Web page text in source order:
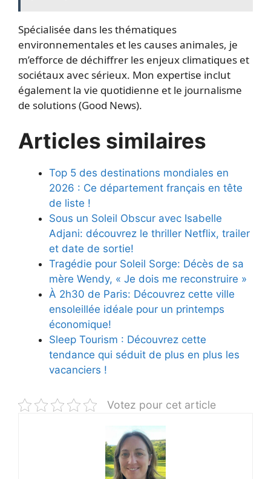
Spécialisée dans les thématiques
environnementales et les causes animales, je
m’efforce de déchiffrer les enjeux climatiques et
sociétaux avec sérieux. Mon expertise inclut
également la vie quotidienne et le journalisme
de solutions (Good News).
Articles similaires
Top 5 des destinations mondiales en
2026 : Ce département français en tête
de liste !
Sous un Soleil Obscur avec Isabelle
Adjani: découvrez le thriller Netflix, trailer
et date de sortie!
Tragédie pour Soleil Sorge: Décès de sa
mère Wendy, « Je dois me reconstruire »
À 2h30 de Paris: Découvrez cette ville
ensoleillée idéale pour un printemps
économique!
Sleep Tourism : Découvrez cette
tendance qui séduit de plus en plus les
vacanciers !
Votez pour cet article